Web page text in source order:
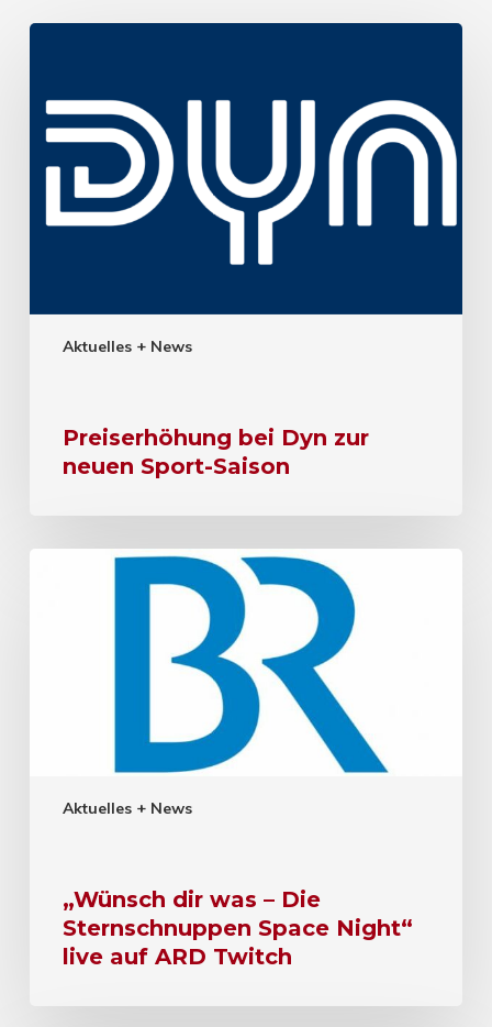
Aktuelles + News
Preiserhöhung bei Dyn zur
neuen Sport-Saison
Aktuelles + News
„Wünsch dir was – Die
Sternschnuppen Space Night“
live auf ARD Twitch